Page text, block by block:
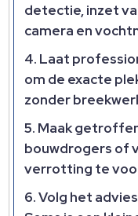
detectie, inzet
camera en
Laat
om de exacte
zonder
Maak
bouwdrogers of
verrotting te
Volg het